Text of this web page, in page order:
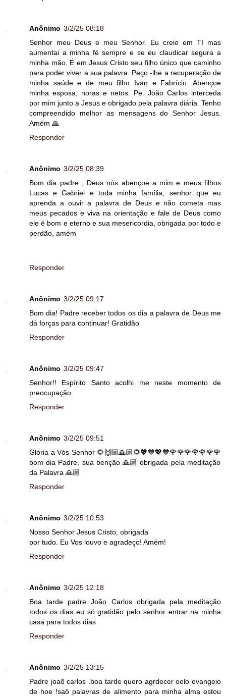
Anônimo 3/2/25 08:18
Senhor meu Deus e meu Senhor. Eu creio em TI mas
aumentai a minha fé sempre e se eu claudicar segura a
minha mão. É em Jesus Cristo seu filho único que caminho
para poder viver a sua palavra. Peço -lhe a recuperação de
minha saúde e de meu filho Ivan e Fabrício. Abençoe
minha esposa, noras e netos. Pe. João Carlos interceda
por mim junto a Jesus e obrigado pela palavra diária. Tenho
compreendido melhor as mensagens do Senhor Jesus.
Amém 🙏
Responder
Anônimo 3/2/25 08:39
Bom dia padre , Deus nós abençoe a mim e meus filhos
Lucas e Gabriel e toda minha família, senhor que eu
aprenda a ouvir a palavra de Deus e não cometa mas
meus pecados e viva na orientação e fale de Deus como
ele é bom e eterno e sua mesericordia, obrigada por todo e
perdão, amém
Responder
Anônimo 3/2/25 09:17
Bom dia! Padre receber todos os dia a palavra de Deus me
dá forças para continuar! Gratidão
Responder
Anônimo 3/2/25 09:47
Senhor!! Espírito Santo acolhi me neste momento de
preocupação.
Responder
Anônimo 3/2/25 09:51
Glória a Vós Senhor 🌻🙌🏼🙏🏼🌻💖💙💖💙🌹🌹🌹🌹🌹🌹🌹
bom dia Padre, sua benção 🙏🏼 obrigada pela meditação
da Palavra 🙏🏼
Responder
Anônimo 3/2/25 10:53
Nosso Senhor Jesus Cristo, obrigada
por tudo. Eu Vos louvo e agradeço! Amém!
Responder
Anônimo 3/2/25 12:18
Boa tarde padre João Carlos obrigada pela meditação
todos os dias eu só gratidão pelo senhor entrar na minha
casa para todos dias
Responder
Anônimo 3/2/25 13:15
Padre joaō carlos .boa tarde quero agrdecer oelo evangeio
de hoe !saō palavras de alimento para minha alma estou